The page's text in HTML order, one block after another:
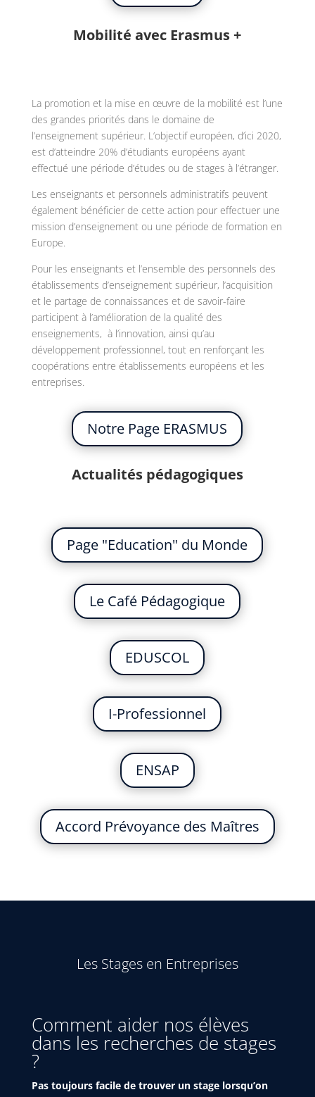
Mobilité avec Erasmus +
La promotion et la mise en œuvre de la mobilité est l’une
des grandes priorités dans le domaine de
l’enseignement supérieur. L’objectif européen, d’ici 2020,
est d’atteindre 20% d’étudiants européens ayant
effectué une période d’études ou de stages à l’étranger.
Les enseignants et personnels administratifs peuvent
également bénéficier de cette action pour effectuer une
mission d’enseignement ou une période de formation en
Europe.
Pour les enseignants et l’ensemble des personnels des
établissements d’enseignement supérieur, l’acquisition
et le partage de connaissances et de savoir-faire
participent à l’amélioration de la qualité des
enseignements, à l’innovation, ainsi qu’au
développement professionnel, tout en renforçant les
coopérations entre établissements européens et les
entreprises.
Notre Page ERASMUS
Actualités pédagogiques
Page "Education" du Monde
Le Café Pédagogique
EDUSCOL
I-Professionnel
ENSAP
Accord Prévoyance des Maîtres
Les Stages en Entreprises
Comment aider nos élèves
dans les recherches de stages
?
Pas toujours facile de trouver un stage lorsqu’on